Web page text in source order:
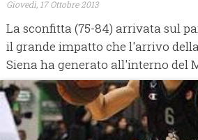
Giovedì, 17 Ottobre 2013
La sconfitta (75-84) arrivata sul
il grande impatto che l'arrivo
Siena ha generato all'interno del